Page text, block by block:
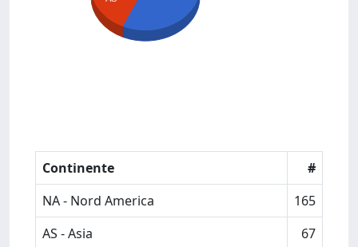
Continente
#
NA - Nord America
165
AS - Asia
67